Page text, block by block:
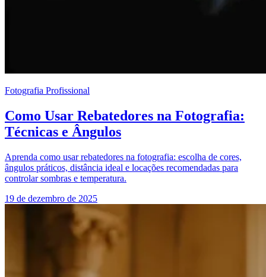
Fotografia Profissional
Como Usar Rebatedores na Fotografia:
Técnicas e Ângulos
Aprenda como usar rebatedores na fotografia: escolha de cores,
ângulos práticos, distância ideal e locações recomendadas para
controlar sombras e temperatura.
19 de dezembro de 2025